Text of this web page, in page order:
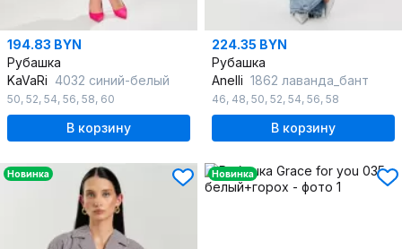
194.83 BYN
Рубашка
KaVaRi 4032 синий-белый
50, 52, 54, 56, 58, 60
В корзину
224.35 BYN
Рубашка
Anelli 1862 лаванда_бант
46, 48, 50, 52, 54, 56, 58
В корзину
Новинка Новинка